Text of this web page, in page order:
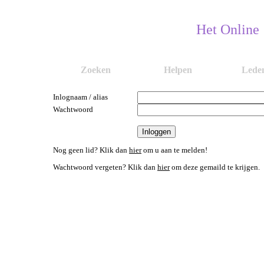
Het Online
Zoeken Helpen
Inlognaam / alias
Wachtwoord
Nog geen lid? Klik dan hierom u aan te melden!
Wachtwoord vergeten? Klik dan hierom deze gemaild te krijgen.